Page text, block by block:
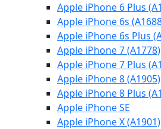
Apple iPhone 6 Plus
Apple iPhone 6s
Apple iPhone 6s Plus
Apple iPhone 7 (A1778)
Apple iPhone 7 Plus
Apple iPhone 8 (A1905)
Apple iPhone 8 Plus
Apple iPhone SE
Apple iPhone X (A1901)